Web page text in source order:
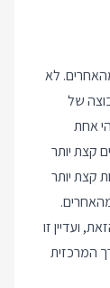
לא
של
אחת
קצת יותר
קצת יותר
ועדיין זו
המרכזית